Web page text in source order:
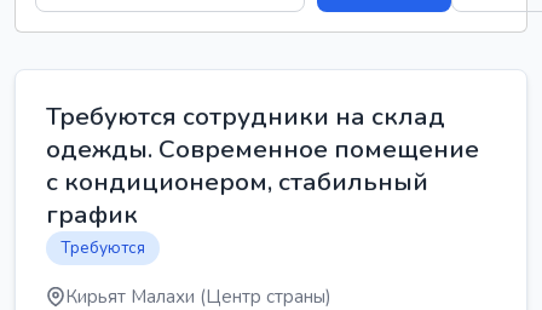
Требуются сотрудники на склад
одежды. Современное помещение
с кондиционером, стабильный
график
Требуются
Кирьят Малахи (Центр страны)